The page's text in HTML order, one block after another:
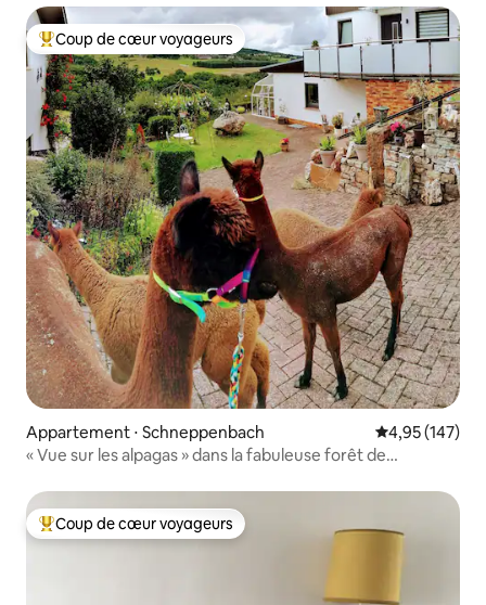
Coups de cœur voyageurs les plus appréciés
Coup de cœur voyageurs
Appartement ⋅ Schneppenbach Évaluation
4,95 (147)
« Vue sur les alpagas » dans la fabuleuse forêt de
Coups de cœur voyageurs les plus appréciés
Coup de cœur voyageurs